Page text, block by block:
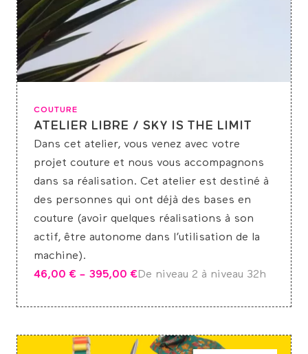
COUTURE
ATELIER LIBRE / SKY IS THE LIMIT
Dans cet atelier, vous venez avec votre
projet couture et nous vous accompagnons
dans sa réalisation. Cet atelier est destiné à
des personnes qui ont déjà des bases en
couture (avoir quelques réalisations à son
actif, être autonome dans l’utilisation de la
machine).
46,00 € – 395,00 €De niveau 2 à niveau 32h